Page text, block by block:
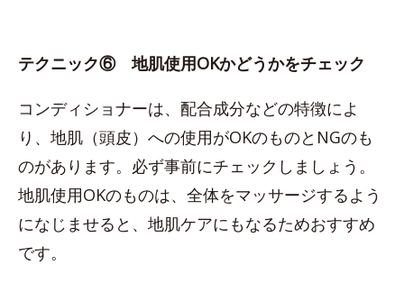
テクニック⑥ 地肌使用OKかどうかをチェック
コンディショナーは、配合成分などの特徴によ
り、地肌（頭皮）への使用がOKのものとNGのも
のがあります。必ず事前にチェックしましょう。
地肌使用OKのものは、全体をマッサージするよう
になじませると、地肌ケアにもなるためおすすめ
です。